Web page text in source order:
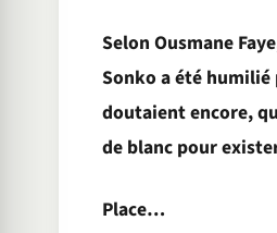
Selon Ousmane
Sonko a été humilié
doutaient encore,
de blanc pour
Place…